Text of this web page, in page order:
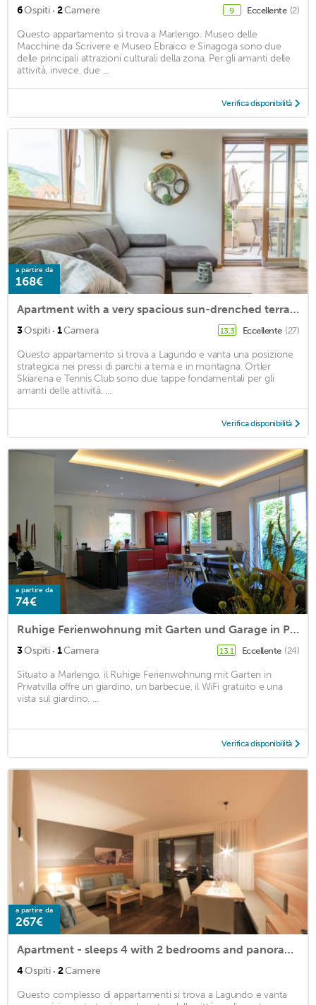
6Ospiti · 2Camere 9 Eccellente (2)
Questo appartamento si trova a Marlengo. Museo delle
Macchine da Scrivere e Museo Ebraico e Sinagoga sono due
delle principali attrazioni culturali della zona. Per gli amanti delle
attività, invece, due ...
Verifica disponibilità
a partire da
168€
Apartment with a very spacious sun-drenched terrace near Merano
3Ospiti · 1Camera 13,3 Eccellente (27)
Questo appartamento si trova a Lagundo e vanta una posizione
strategica nei pressi di parchi a tema e in montagna. Ortler
Skiarena e Tennis Club sono due tappe fondamentali per gli
amanti delle attività. ...
Verifica disponibilità
a partire da
74€
Ruhige Ferienwohnung mit Garten und Garage in Privatvilla
3Ospiti · 1Camera 13,1 Eccellente (24)
Situato a Marlengo, il Ruhige Ferienwohnung mit Garten in
Privatvilla offre un giardino, un barbecue, il WiFi gratuito e una
vista sul giardino. ...
Verifica disponibilità
a partire da
267€
Apartment - sleeps 4 with 2 bedrooms and panoramic views to the south and east
4Ospiti · 2Camere
Questo complesso di appartamenti si trova a Lagundo e vanta